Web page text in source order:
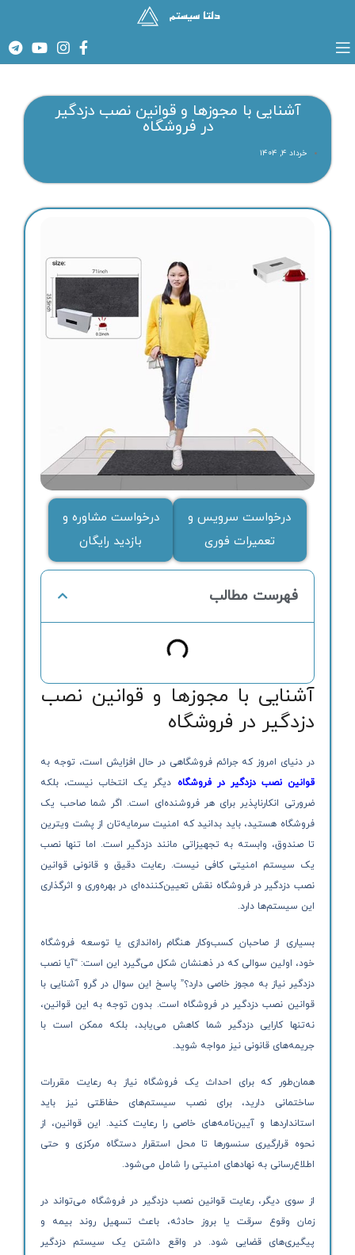
آشنایی با مجوزها و قوانین نصب دزدگیر
در فروشگاه
خرداد ۴, ۱۴۰۴
درخواست سرویس و
تعمیرات فوری
درخواست مشاوره و
بازدید رایگان
فهرست مطالب
آشنایی با مجوزها و قوانین نصب
دزدگیر در فروشگاه
در دنیای امروز که جرائم فروشگاهی در حال افزایش است، توجه به
قوانین نصب دزدگیر در فروشگاه دیگر یک انتخاب نیست، بلکه
ضرورتی انکارناپذیر برای هر فروشنده‌ای است. اگر شما صاحب یک
فروشگاه هستید، باید بدانید که امنیت سرمایه‌تان از پشت ویترین
تا صندوق، وابسته به تجهیزاتی مانند دزدگیر است. اما تنها نصب
یک سیستم امنیتی کافی نیست. رعایت دقیق و قانونی قوانین
نصب دزدگیر در فروشگاه نقش تعیین‌کننده‌ای در بهره‌وری و اثرگذاری
این سیستم‌ها دارد.
بسیاری از صاحبان کسب‌وکار هنگام راه‌اندازی یا توسعه فروشگاه
خود، اولین سوالی که در ذهنشان شکل می‌گیرد این است: “آیا نصب
دزدگیر نیاز به مجوز خاصی دارد؟” پاسخ این سوال در گرو آشنایی با
قوانین نصب دزدگیر در فروشگاه است. بدون توجه به این قوانین،
نه‌تنها کارایی دزدگیر شما کاهش می‌یابد، بلکه ممکن است با
جریمه‌های قانونی نیز مواجه شوید.
همان‌طور که برای احداث یک فروشگاه نیاز به رعایت مقررات
ساختمانی دارید، برای نصب سیستم‌های حفاظتی نیز باید
استانداردها و آیین‌نامه‌های خاصی را رعایت کنید. این قوانین، از
نحوه قرارگیری سنسورها تا محل استقرار دستگاه مرکزی و حتی
اطلاع‌رسانی به نهادهای امنیتی را شامل می‌شود.
از سوی دیگر، رعایت قوانین نصب دزدگیر در فروشگاه می‌تواند در
زمان وقوع سرقت یا بروز حادثه، باعث تسهیل روند بیمه و
پیگیری‌های قضایی شود. در واقع داشتن یک سیستم دزدگیر